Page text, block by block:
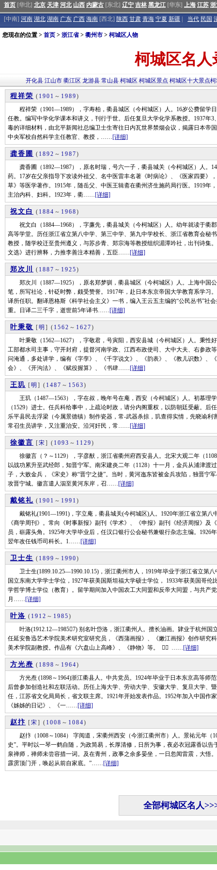
首页 [华北] 北京 天津 河北 山西 内蒙古 [东北] 辽宁 吉林 黑龙江 [华东] 上海 江苏
[中南] 河南 湖北 湖南 广东 广西 海南 [西北] 陕西 甘肃 青海 宁夏 新疆 当代 民国
您现在的位置 > 首页 > 浙江省> 衢州市 > 柯城区人物
柯城区名人
开化县 江山市 衢江区 龙游县 常山县 柯城区 柯城区景点 柯城区十大景点
程祥荣 ( 1901 ～ 1989)
程祥荣（1901—1989），字寿柏，衢县城区（今柯城区）人。16岁公费留学
任教。编写中学化学课本和讲义，刊行于世。后任复旦大学化学系教授。1937年
毒的详细材料，由北平新闻社总编卫士生寄往日内瓦世界禁烟会议，揭露日本帝
中央军校自然科学主任教官、教授，……[详细]
龚香圃 ( 1892 ～ 1987)
龚香圃（1892—1987），原名时瑞，号六一子，衢县城关（今柯城区）人。
药。17岁在父亲指导下攻读外祖父、名中医雷丰名著《时病论》、《医家四要》
草》等医学著作。1915年，随岳父、中医王辑斋在衢州济生施药局行医。1919年
主治内科、妇科。1923年，衢……[详细]
祝文白 ( 1884 ～ 1968)
祝文白（1884—1968），字廉先，衢县城关（今柯城区）人。幼年就读于衢
高等学堂。历任浙江省立第八中学、第三中学、第九中学校长、浙江省教育会秘
教授，随学校迁至贵州遵义，与苏步青、郑宗海等教授组织湄潭吟社，出刊诗集
文选》进行辨释，力推李善注本精善，五臣……[详细]
郑次川 ( 1887 ～ 1925)
郑次川（1887—1925），原名郑梦驯，衢县城区（今柯城区）人。上海中国
笔，所写社论，针砭时弊，颇受赞誉。1917年，赴日本东京帝国大学教育系学习
译所任职。翻译恩格斯《科学社会主义》一书，编入王云五主编的“公民丛书”社
重。日译二三千字，逝世前5年译书……[详细]
叶秉敬 [明 ] ( 1562 ～ 1627)
叶秉敬（1562—1627），字敬君，号寅阳，西安县城（今柯城区）人。秉性
工部都水司主事，守开封府，提督河南学政、江西布政使司、大中大夫、右参政
问淹通，多处讲学，编有《字孪》、《千字说文》、《韵表》、《教儿识数》、
会》、《开沟法》、《赋役握算》、《书肆……[详细]
王玑 [明 ] ( 1487 ～ 1563)
王玑（1487—1563），字在叔，晚年号在庵，西安（今柯城区）人。初慕理
（1529）进士。任兵科给事中，上疏论时政，请分内阁重权，以防朝廷受蔽。
乐平县民去浮梁（今属景德镇）制作瓷器，常-武器杀掠，玑查得实情，先晓谕
常召生员讲学，又注重治安。沿河奸民，常……[详细]
徐徽言 [宋 ] ( 1093 ～ 1129)
徐徽言（？～1129），字彦猷，浙江省衢州府西安县人。北宋大观二年（
以战功累升至武经郎，知晋宁军。南宋建炎二年（1128）十一月，金兵从浦津渡
子，大败金兵，《宋史》称“晋宁之捷”。当时，黄河迤东皆被金兵攻陷，独晋宁
攻晋宁城。徽言遣人泅至黄河东岸，召……[详细]
戴铭礼 ( 1901 ～ 1991 )
戴铭礼(1901—1991)，字立庵，衢县城关(今柯城区)人。1920年浙江省立第八
《商学周刊》。常向《时事新报》副刊《学术》、《申报》副刊《经济周报》及
员，崭露头角。1925年大学毕业后，任汉口银行公会秘书兼银行杂志主编。1926
翌年改任钱币司科长。1……[详细]
卫士生 ( 1899 ～ 1990)
卫士生(1899.10.25—1990.10.15)，浙江衢州市人，1919年毕业于浙江省立第八
国立东南大学学士学位，1927年获美国斯坦福大学硕士学位， 1933年获美国哥
学哲学博士学位（教育）。留学期间加入中国农工大同盟和反帝大同盟，与共产
月……[详细]
叶洛 ( 1912 ～ 1985)
叶洛(1912.12—19857) 别名叶岱洛，浙江衢州人。擅长油画。肄业于杭州国
任延安鲁迅艺术学院美术研究室研究员，《西蒲画报》、《嫩江画报》创作研究
美术学院副教授。作品有《六盘山上高峰》、《静物》等。  ……[详细]
方光焘 ( 1898 ～ 1964)
方光焘 (1898～1964)浙江衢县人。中共党员。1924年毕业于日本东京高等师
后曾参加创造社和左联活动。历任上海大学、劳动大学、安徽大学、复旦大学、
任，江苏省文化局局长，省文联主席。1921年开始发表作品。1952年加入中国作
《姊姊的日记》、《一……[详细]
赵抃 [宋 ] ( 1008 ～ 1084)
赵抃（1008～1084） 字阅道，宋衢州西安（今浙江衢州市）人。景祐元年（
史”。平时以一琴一鹤自随，为政简易，长厚清修，日所为事，夜必衣冠露香以
泉禅师，禅师未尝容措一词。及在青州，政事之余多晏坐，一日忽闻雷震，大悟
霹雳顶门开，唤起从前自家底。”……[详细]
全部柯城区名人